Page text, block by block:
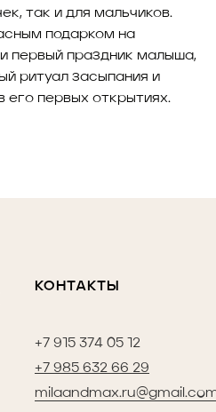
так и для мальчиков.
подарком на
первый праздник малыша,
ритуал засыпания и
его первых открытиях.
КОНТАКТЫ
+7 915 374 05 12
+7 985 632 66 29